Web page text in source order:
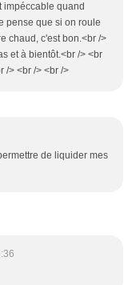
impéccable quand
pense que si on roule
chaud, c'est bon.<br />
et à bientôt.<br /> <br
/> <br /> <br />
de liquider mes